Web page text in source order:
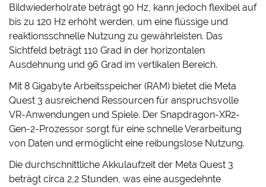
Bildwiederholrate beträgt 90 Hz, kann jedoch flexibel auf
bis zu 120 Hz erhöht werden, um eine flüssige und
reaktionsschnelle Nutzung zu gewährleisten. Das
Sichtfeld beträgt 110 Grad in der horizontalen
Ausdehnung und 96 Grad im vertikalen Bereich.
Mit 8 Gigabyte Arbeitsspeicher (RAM) bietet die Meta
Quest 3 ausreichend Ressourcen für anspruchsvolle
VR-Anwendungen und Spiele. Der Snapdragon-XR2-
Gen-2-Prozessor sorgt für eine schnelle Verarbeitung
von Daten und ermöglicht eine reibungslose Nutzung.
Die durchschnittliche Akkulaufzeit der Meta Quest 3
beträgt circa 2,2 Stunden, was eine ausgedehnte